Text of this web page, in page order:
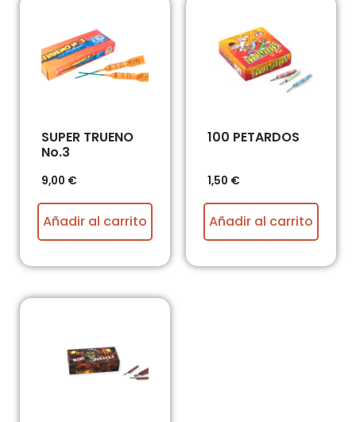
SUPER TRUENO
No.3
9,00 €
Añadir al carrito
100 PETARDOS
1,50 €
Añadir al carrito